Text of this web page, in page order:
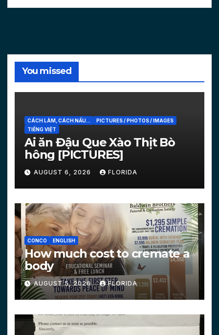
You missed
CÁCH LÀM, CÁCH NẤU...
PICTURES / PHOTOS / IMAGES
TIẾNG VIỆT
Ai ăn Đậu Que Xào Thịt Bò
hông [PICTURES]
AUGUST 6, 2026 FLORIDA
CONCO ENGLISH
How much cost to cremate a
body
AUGUST 5, 2026 FLORIDA